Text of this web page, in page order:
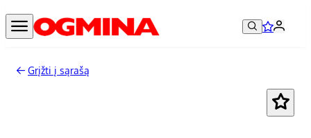
Grįžti į sąrašą